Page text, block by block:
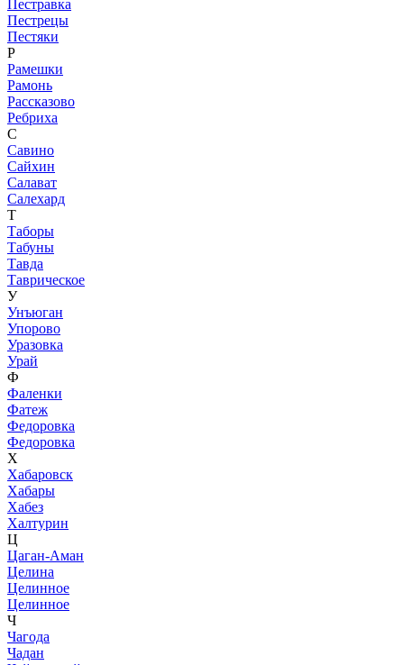
Пестравка
Пестрецы
Пестяки
Р
Рамешки
Рамонь
Рассказово
Ребриха
С
Савино
Сайхин
Салават
Салехард
Т
Таборы
Табуны
Тавда
Таврическое
У
Унъюган
Упорово
Уразовка
Урай
Ф
Фаленки
Фатеж
Федоровка
Федоровка
Х
Хабаровск
Хабары
Хабез
Халтурин
Ц
Цаган-Аман
Целина
Целинное
Целинное
Ч
Чагода
Чадан